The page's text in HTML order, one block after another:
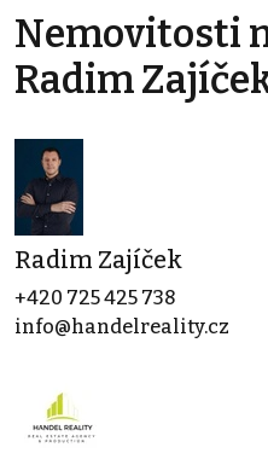
Nemovitosti
Radim
Radim Zajíček
+420 725 425 738
info@handelreality.cz